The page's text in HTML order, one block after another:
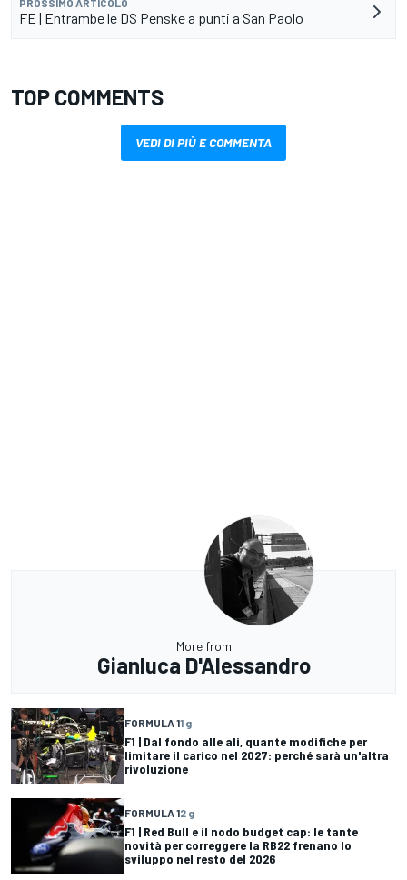
PROSSIMO ARTICOLO
FE | Entrambe le DS Penske a punti a San Paolo
TOP COMMENTS
VEDI DI PIÙ E COMMENTA
More from
Gianluca D'Alessandro
FORMULA 11 g
F1 | Dal fondo alle ali, quante modifiche per
limitare il carico nel 2027: perché sarà un'altra
rivoluzione
FORMULA 12 g
F1 | Red Bull e il nodo budget cap: le tante
novità per correggere la RB22 frenano lo
sviluppo nel resto del 2026